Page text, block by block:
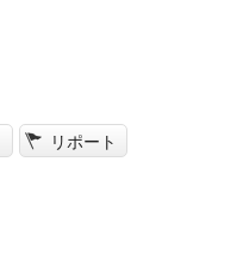
リポート